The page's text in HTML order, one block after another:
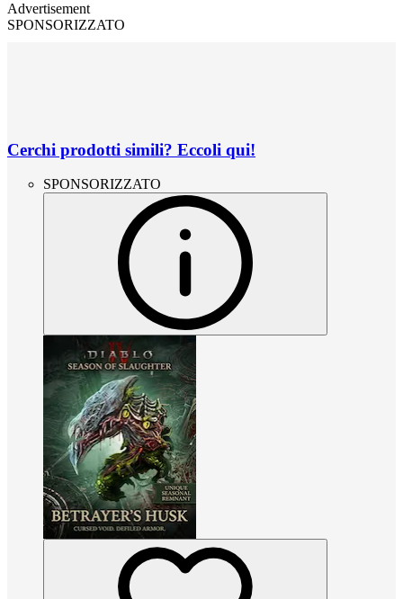
Advertisement
SPONSORIZZATO
Cerchi prodotti simili? Eccoli qui!
SPONSORIZZATO